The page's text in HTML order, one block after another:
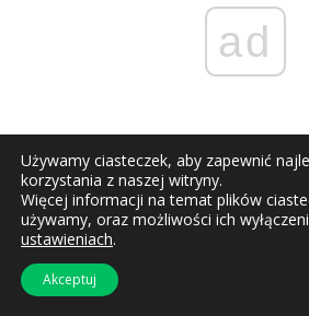
ad
Reklama
Redakcja
Używamy ciasteczek, aby zapewnić
korzystania z naszej witryny.
Więcej informacji na temat plików
używamy, oraz możliwości ich
ustawieniach.
Akceptuj